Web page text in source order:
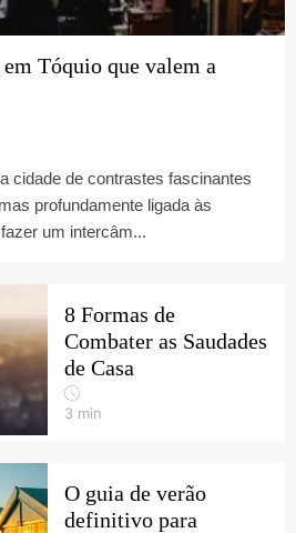
Tóquio que valem a
cidade de contrastes fascinantes
profundamente ligada às
um intercâm...
8 Formas de
Combater as Saudades
de Casa
3 min
O guia de verão
definitivo para